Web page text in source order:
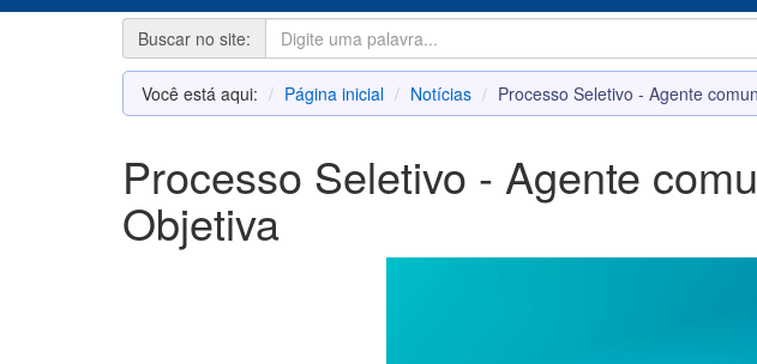
Buscar no site:
Você está aqui: Página inicial Notícias Processo Seletivo - Agente
Processo Seletivo - Agente
Objetiva